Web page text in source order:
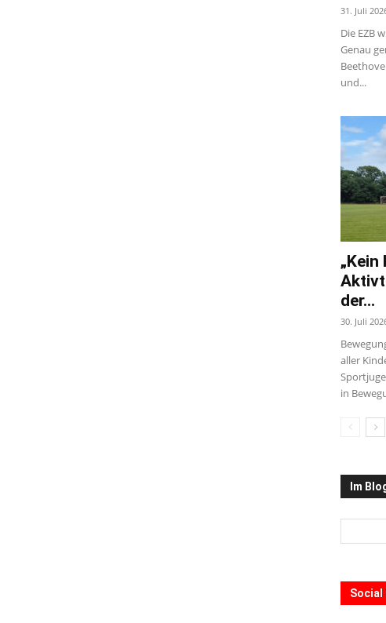
31. Juli
Die EZB
Genau
und...
der...
30. Juli
aller
in
Im
Social